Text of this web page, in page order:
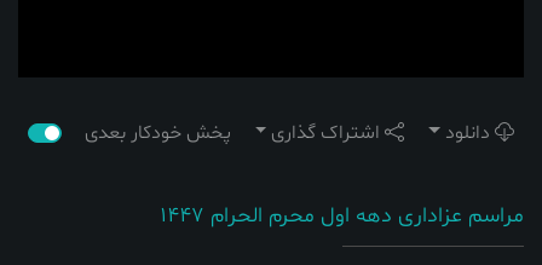
دانلود اشتراک گذاری پخش خودکار بعدی
مراسم عزاداری دهه اول محرم الحرام 1447